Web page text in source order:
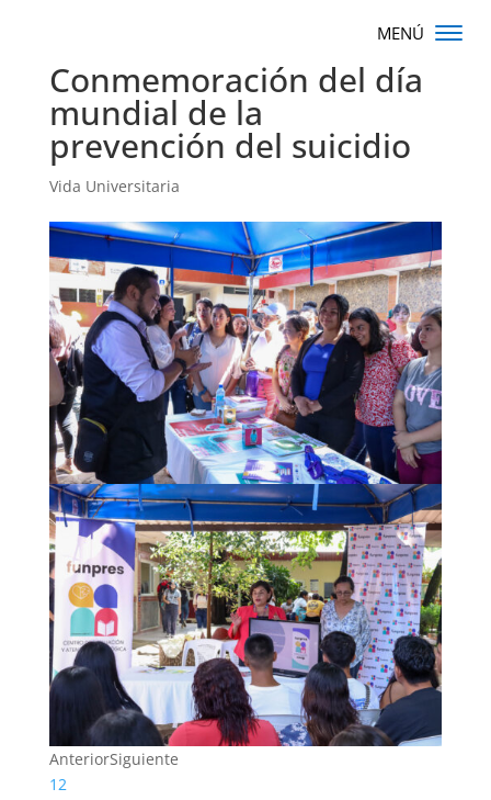
Conmemoración del día
mundial de la
prevención del suicidio
Vida Universitaria
AnteriorSiguiente
12